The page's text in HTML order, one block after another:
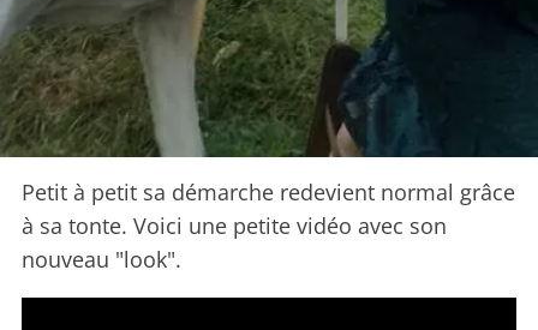
Petit à petit sa démarche redevient normal grâce
à sa tonte. Voici une petite vidéo avec son
nouveau "look".